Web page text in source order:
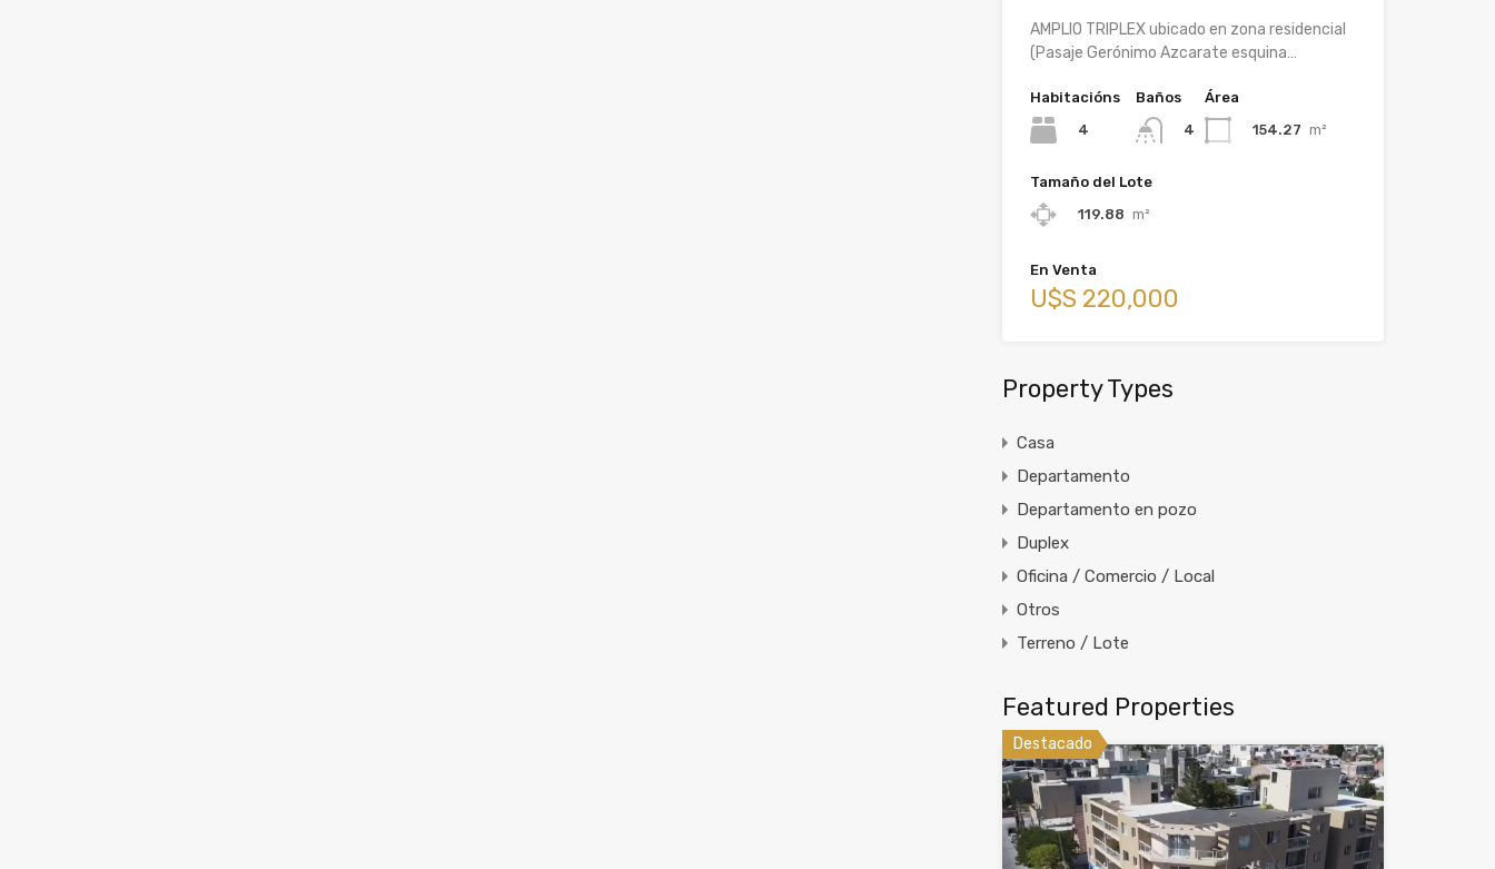
AMPLIO TRIPLEX ubicado en zona residencial
(Pasaje Gerónimo Azcarate esquina…
Habitacións
4
Baños
4
Área
154.27 m²
Tamaño del Lote
119.88 m²
En Venta
U$S 220,000
Property Types
Casa
Departamento
Departamento en pozo
Duplex
Oficina / Comercio / Local
Otros
Terreno / Lote
Featured Properties
Destacado